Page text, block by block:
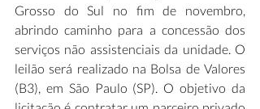
Grosso do Sul no fim de novembro,
abrindo caminho para a concessão dos
serviços não assistenciais da unidade. O
leilão será realizado na Bolsa de Valores
(B3), em São Paulo (SP). O objetivo da